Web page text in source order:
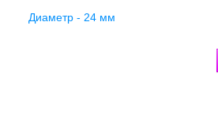
Диаметр - 24 мм